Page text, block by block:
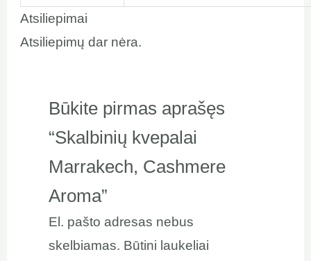
Atsiliepimai
Atsiliepimų dar nėra.
Būkite pirmas aprašęs
“Skalbinių kvepalai
Marrakech, Cashmere
Aroma”
El. pašto adresas nebus
skelbiamas. Būtini laukeliai